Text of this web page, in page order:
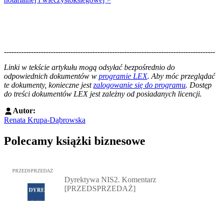
--------------------------------------------------------------------------------------
Linki w tekście artykułu mogą odsyłać bezpośrednio do
odpowiednich dokumentów w programie LEX. Aby móc przeglądać
te dokumenty, konieczne jestzalogowanie się do programu. Dostęp
do treści dokumentów LEX jest zależny od posiadanych licencji.
Autor:
Renata Krupa-Dąbrowska
Polecamy książki biznesowe
Przejdź do: Dyrektywa NIS2. Komentarz [PRZEDSPRZEDAŻ],
PRZEDSPRZEDAŻ
Dyrektywa NIS2. Komentarz
[PRZEDSPRZEDAŻ]